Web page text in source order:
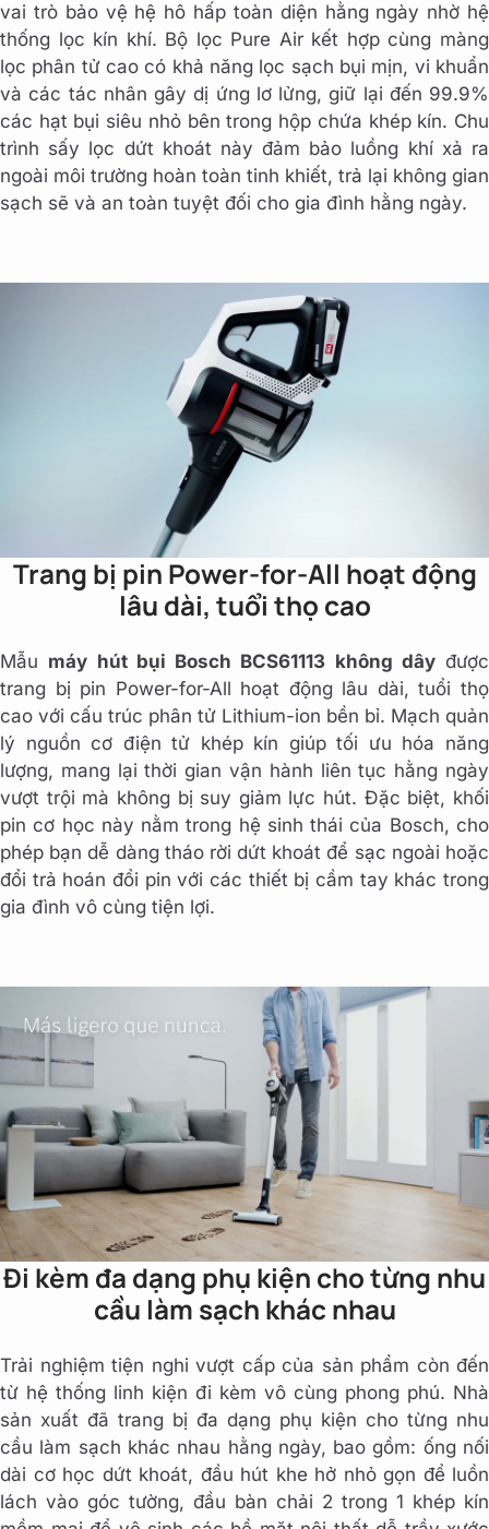
vai trò bảo vệ hệ hô hấp toàn diện hằng ngày nhờ hệ
thống lọc kín khí. Bộ lọc Pure Air kết hợp cùng màng
lọc phân tử cao có khả năng lọc sạch bụi mịn, vi khuẩn
và các tác nhân gây dị ứng lơ lửng, giữ lại đến 99.9%
các hạt bụi siêu nhỏ bên trong hộp chứa khép kín. Chu
trình sấy lọc dứt khoát này đảm bảo luồng khí xả ra
ngoài môi trường hoàn toàn tinh khiết, trả lại không gian
sạch sẽ và an toàn tuyệt đối cho gia đình hằng ngày.
Trang bị pin Power-for-All hoạt động
lâu dài, tuổi thọ cao
Mẫu máy hút bụi Bosch BCS61113 không dâyđược
trang bị pin Power-for-All hoạt động lâu dài, tuổi thọ
cao với cấu trúc phân tử Lithium-ion bền bỉ. Mạch quản
lý nguồn cơ điện tử khép kín giúp tối ưu hóa năng
lượng, mang lại thời gian vận hành liên tục hằng ngày
vượt trội mà không bị suy giảm lực hút. Đặc biệt, khối
pin cơ học này nằm trong hệ sinh thái của Bosch, cho
phép bạn dễ dàng tháo rời dứt khoát để sạc ngoài hoặc
đổi trả hoán đổi pin với các thiết bị cầm tay khác trong
gia đình vô cùng tiện lợi.
Đi kèm đa dạng phụ kiện cho từng nhu
cầu làm sạch khác nhau
Trải nghiệm tiện nghi vượt cấp của sản phẩm còn đến
từ hệ thống linh kiện đi kèm vô cùng phong phú. Nhà
sản xuất đã trang bị đa dạng phụ kiện cho từng nhu
cầu làm sạch khác nhau hằng ngày, bao gồm: ống nối
dài cơ học dứt khoát, đầu hút khe hở nhỏ gọn để luồn
lách vào góc tường, đầu bàn chải 2 trong 1 khép kín